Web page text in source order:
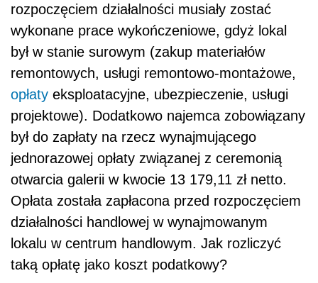
rozpoczęciem działalności musiały zostać
wykonane prace wykończeniowe, gdyż lokal
był w stanie surowym (zakup materiałów
remontowych, usługi remontowo-montażowe,
opłaty eksploatacyjne, ubezpieczenie, usługi
projektowe). Dodatkowo najemca zobowiązany
był do zapłaty na rzecz wynajmującego
jednorazowej opłaty związanej z ceremonią
otwarcia galerii w kwocie 13 179,11 zł netto.
Opłata została zapłacona przed rozpoczęciem
działalności handlowej w wynajmowanym
lokalu w centrum handlowym. Jak rozliczyć
taką opłatę jako koszt podatkowy?